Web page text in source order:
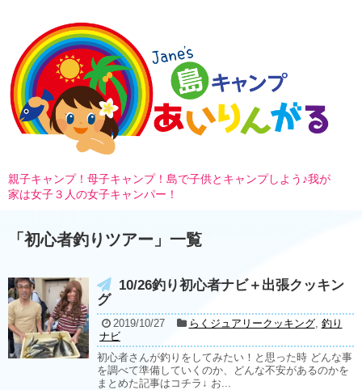
親子キャンプ！母子キャンプ！島で子供とキャンプしよう♪我が
家は女子３人の女子キャンパー！
「 初心者釣りツアー 」 一覧
10/26釣り初心者ナビ＋出張クッキン
グ
2019/10/27 らくジュアリークッキング, 釣り
ナビ
初心者さんが釣りをしてみたい！と思った時 どんな事
を調べて準備していくのか、どんな不安があるのかを
まとめた記事はコチラ↓ お...